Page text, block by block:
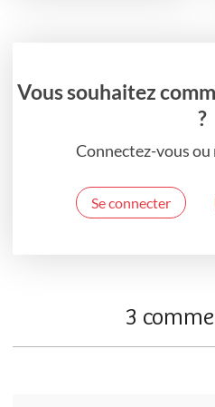
Vous souhaitez
?
Connectez-vous
Se connecter
3